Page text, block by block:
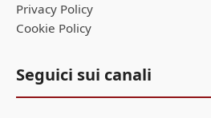
Privacy Policy
Cookie Policy
Seguici sui canali